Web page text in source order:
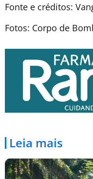
Fonte e créditos:
Fotos: Corpo de
Leia mais